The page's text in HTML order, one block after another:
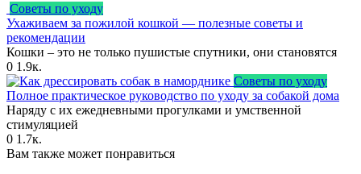
Советы по уходу
Ухаживаем за пожилой кошкой — полезные советы и
рекомендации
Кошки – это не только пушистые спутники, они становятся
0 1.9к.
Советы по уходу
Полное практическое руководство по уходу за собакой дома
Наряду с их ежедневными прогулками и умственной
стимуляцией
0 1.7к.
Вам также может понравиться